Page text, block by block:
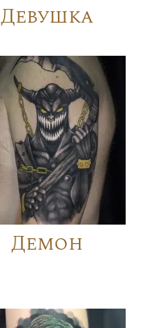
Девушка
Демон